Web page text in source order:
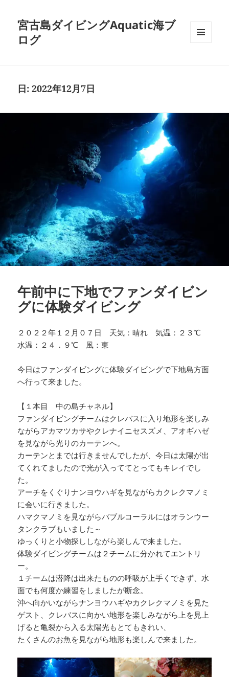
宮古島ダイビングAquatic海ブ
ログ
日:2022年12月7日
午前中に下地でファンダイビン
グに体験ダイビング
２０２２年１２月０７日 天気：晴れ 気温：２３℃
水温：２４．９℃ 風：東
今日はファンダイビングに体験ダイビングで下地島方面
へ行って来ました。
【１本目 中の島チャネル】
ファンダイビングチームはクレバスに入り地形を楽しみ
ながらアカマツカサやクレナイニセスズメ、アオギハゼ
を見ながら光りのカーテンへ。
カーテンとまでは行きませんでしたが、今日は太陽が出
てくれてましたので光が入っててとってもキレイでし
た。
アーチをくぐりナンヨウハギを見ながらカクレクマノミ
に会いに行きました。
ハマクマノミを見ながらバブルコーラルにはオランウー
タンクラブもいました～
ゆっくりと小物探ししながら楽しんで来ました。
体験ダイビングチームは２チームに分かれてエントリ
ー。
１チームは潜降は出来たものの呼吸が上手くできず、水
面でも何度か練習をしましたが断念。
沖へ向かいながらナンヨウハギやカクレクマノミを見た
ゲスト、クレバスに向かい地形を楽しみながら上を見上
げると亀裂から入る太陽光もとてもきれい、
たくさんのお魚を見ながら地形も楽しんで来ました。